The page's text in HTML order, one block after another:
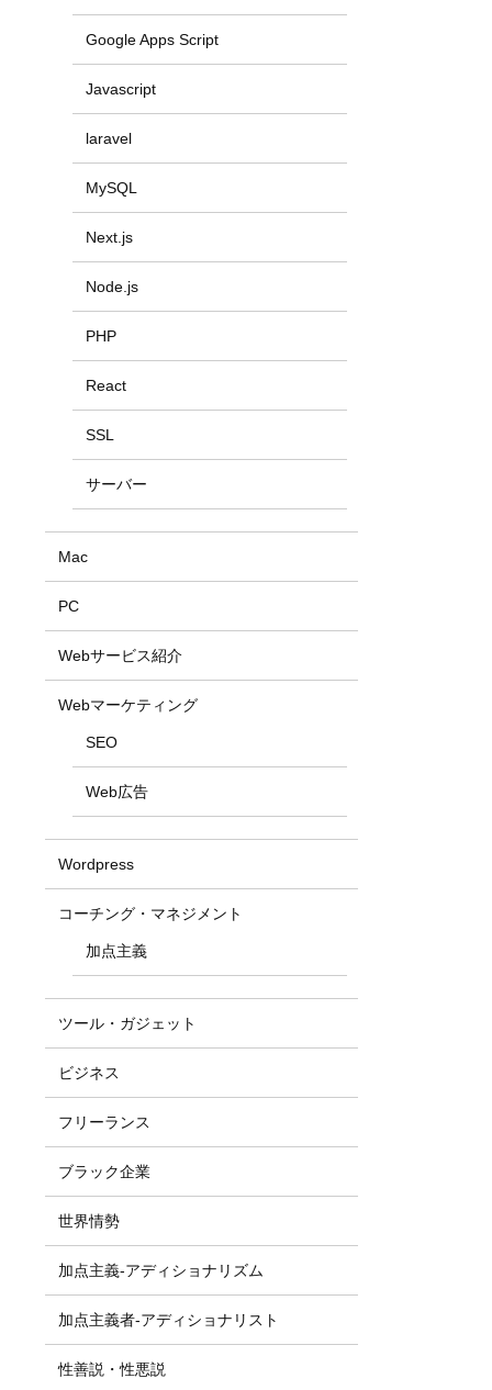
Google Apps Script
Javascript
laravel
MySQL
Next.js
Node.js
PHP
React
SSL
サーバー
Mac
PC
Webサービス紹介
Webマーケティング
SEO
Web広告
Wordpress
コーチング・マネジメント
加点主義
ツール・ガジェット
ビジネス
フリーランス
ブラック企業
世界情勢
加点主義-アディショナリズム
加点主義者-アディショナリスト
性善説・性悪説